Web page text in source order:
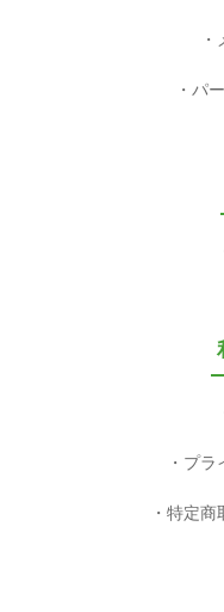
パ
プラ
特定商